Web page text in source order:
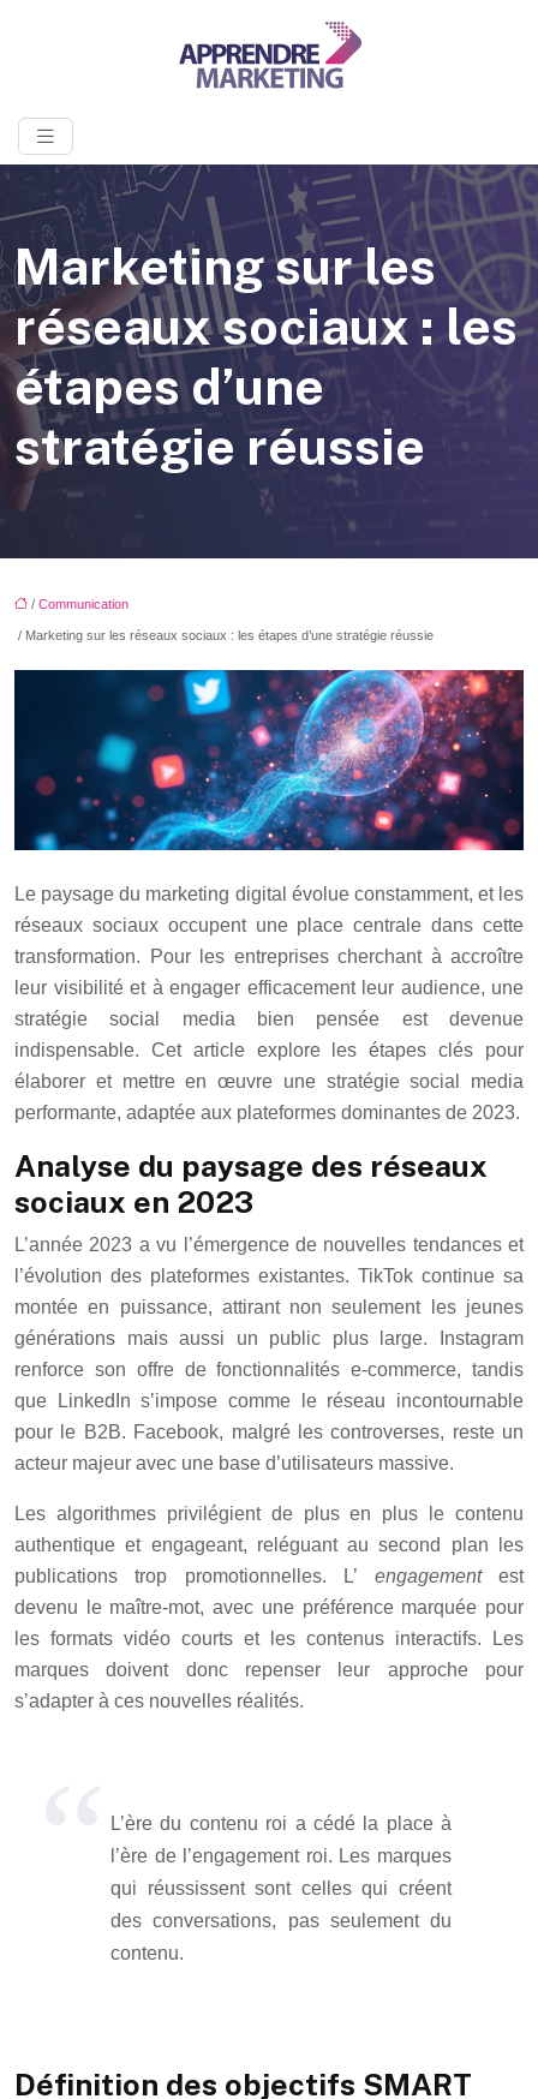
Marketing sur les
réseaux sociaux : les
étapes d’une
stratégie réussie
/ Communication
/ Marketing sur les réseaux sociaux : les étapes d’une stratégie réussie
Le paysage du marketing digital évolue constamment, et les
réseaux sociaux occupent une place centrale dans cette
transformation. Pour les entreprises cherchant à accroître
leur visibilité et à engager efficacement leur audience, une
stratégie social media bien pensée est devenue
indispensable. Cet article explore les étapes clés pour
élaborer et mettre en œuvre une stratégie social media
performante, adaptée aux plateformes dominantes de 2023.
Analyse du paysage des réseaux
sociaux en 2023
L’année 2023 a vu l’émergence de nouvelles tendances et
l’évolution des plateformes existantes. TikTok continue sa
montée en puissance, attirant non seulement les jeunes
générations mais aussi un public plus large. Instagram
renforce son offre de fonctionnalités e-commerce, tandis
que LinkedIn s’impose comme le réseau incontournable
pour le B2B. Facebook, malgré les controverses, reste un
acteur majeur avec une base d’utilisateurs massive.
Les algorithmes privilégient de plus en plus le contenu
authentique et engageant, reléguant au second plan les
publications trop promotionnelles. L’ engagementest
devenu le maître-mot, avec une préférence marquée pour
les formats vidéo courts et les contenus interactifs. Les
marques doivent donc repenser leur approche pour
s’adapter à ces nouvelles réalités.
L’ère du contenu roi a cédé la place à
l’ère de l’engagement roi. Les marques
qui réussissent sont celles qui créent
des conversations, pas seulement du
contenu.
Définition des objectifs SMART